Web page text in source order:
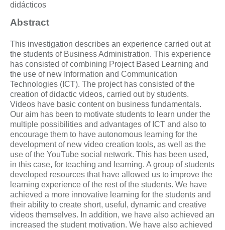
didácticos
Abstract
This investigation describes an experience carried out at
the students of Business Administration. This experience
has consisted of combining Project Based Learning and
the use of new Information and Communication
Technologies (ICT). The project has consisted of the
creation of didactic videos, carried out by students.
Videos have basic content on business fundamentals.
Our aim has been to motivate students to learn under the
multiple possibilities and advantages of ICT and also to
encourage them to have autonomous learning for the
development of new video creation tools, as well as the
use of the YouTube social network. This has been used,
in this case, for teaching and learning. A group of students
developed resources that have allowed us to improve the
learning experience of the rest of the students. We have
achieved a more innovative learning for the students and
their ability to create short, useful, dynamic and creative
videos themselves. In addition, we have also achieved an
increased the student motivation. We have also achieved